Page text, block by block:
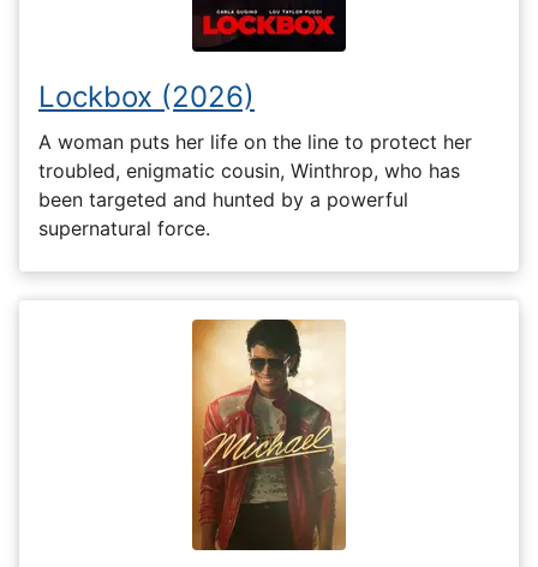
Lockbox (2026)
A woman puts her life on the line to protect her
troubled, enigmatic cousin, Winthrop, who has
been targeted and hunted by a powerful
supernatural force.